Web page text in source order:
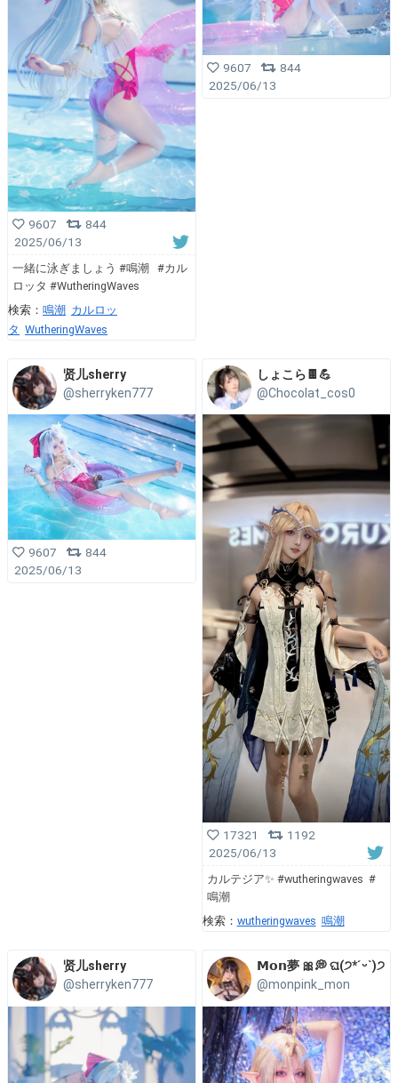
9607
844
2025/06/13
一緒に泳ぎましょう #鳴潮 #カル
ロッタ #WutheringWaves
検索： 鳴潮 カルロッ
タ WutheringWaves
9607
844
2025/06/13
贤儿sherry
@sherryken777
9607
844
2025/06/13
しょこら🍫💪
@Chocolat_cos0
17321
1192
2025/06/13
カルテジア✨ #wutheringwaves #
鳴潮
検索： wutheringwaves 鳴潮
贤儿sherry
@sherryken777
𝗠𝗼𝗻夢 🎀💭 ଘ(੭*ˊᵕˋ)੭
@monpink_mon